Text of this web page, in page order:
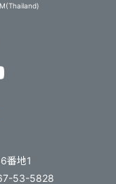
番地1
53-5828